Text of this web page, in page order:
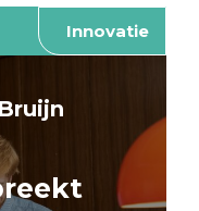
Innovatie